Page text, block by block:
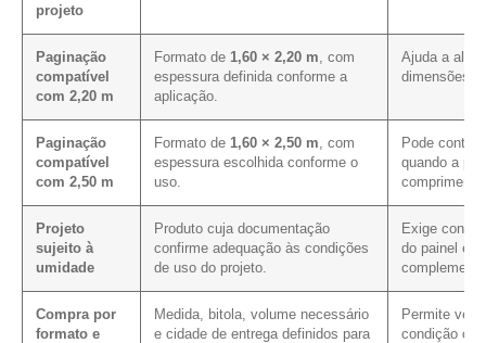
projeto
Paginação
compatível
com 2,20 m
Formato de 1,60 × 2,20 m , com
espessura definida conforme a
aplicação.
Ajuda a
dimensões
Paginação
compatível
com 2,50 m
Formato de 1,60 × 2,50 m , com
espessura escolhida conforme o
uso.
Pode
quando a
comprimento
Projeto
sujeito à
umidade
Produto cuja documentação
confirme adequação às condições
de uso do projeto.
Exige
do painel e
Compra por
formato e
Medida, bitola, volume necessário
e cidade de entrega definidos para
Permite
condição